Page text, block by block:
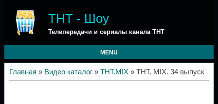
ТНТ - Шоу
Телепередачи и сериалы канала ТНТ
MENU
Главная » Видео каталог» ТНТ.MIX» ТНТ. MIX. 34 выпуск